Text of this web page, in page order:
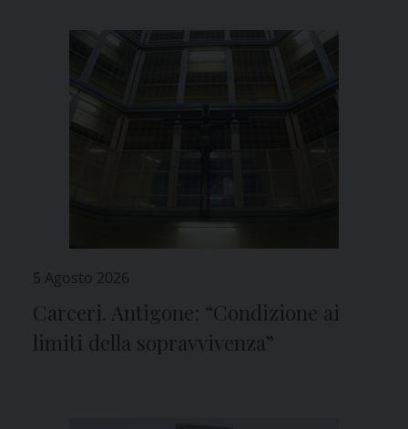
5 Agosto 2026
Carceri. Antigone: “Condizione ai
limiti della sopravvivenza”